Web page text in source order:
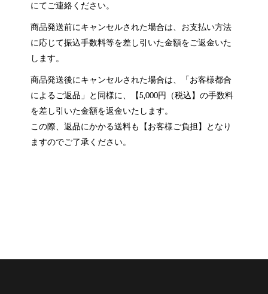
にてご連絡ください。
商品発送前にキャンセルされた場合は、お支払い方法
に応じて振込手数料等を差し引いた金額をご返金いた
します。
商品発送後にキャンセルされた場合は、「お客様都合
によるご返品」と同様に、【5,000円（税込】の手数料
を差し引いた金額を返金いたします。
この際、返品にかかる送料も【お客様ご負担】となり
ますのでご了承ください。